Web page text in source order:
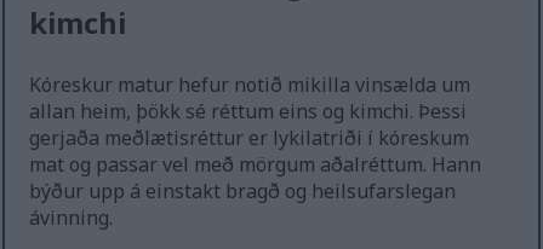
kimchi
Kóreskur matur hefur notið mikilla vinsælda um
allan heim, þökk sé réttum eins og kimchi. Þessi
gerjaða meðlætisréttur er lykilatriði í kóreskum
mat og passar vel með mörgum aðalréttum. Hann
býður upp á einstakt bragð og heilsufarslegan
ávinning.